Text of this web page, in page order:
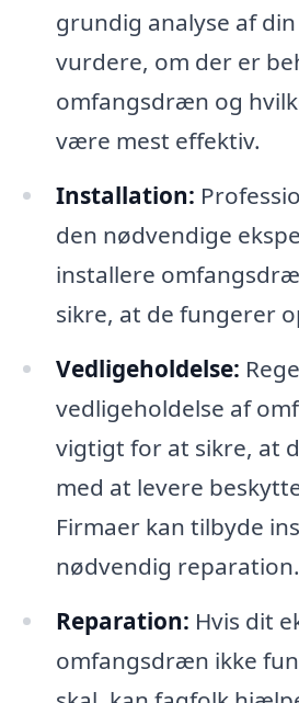
grundig analyse af
vurdere, om der er
omfangsdræn og
være mest effektiv.
Installation:
den nødvendige
installere
sikre, at de fungerer
Vedligeholdelse:
vedligeholdelse af
vigtigt for at sikre, at
med at levere
Firmaer kan tilbyde
nødvendig reparation.
Reparation: Hvis dit
omfangsdræn ikke